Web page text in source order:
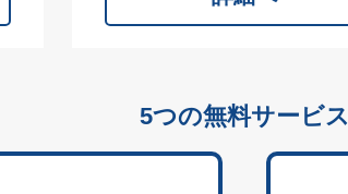
5つの無料サービス